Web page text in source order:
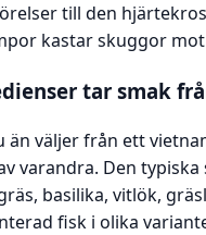
till den
kastar skuggor
tar smak
än väljer från ett
varandra. Den
basilika, vitlök,
fisk i olika